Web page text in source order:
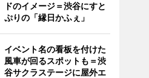
ドのイメージ＝渋谷にすと
ぷりの「縁日かふぇ」
イベント名の看板を付けた
風車が回るスポットも＝渋
谷サクラステージに屋外エ